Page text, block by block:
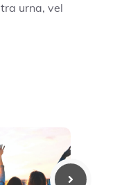
urna, vel